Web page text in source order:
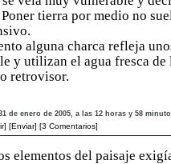
tierra por medio no
alguna charca refleja
y utilizan el agua fresca de
retrovisor.
de enero de 2005, a las 12 horas y 58
[Enviar] [3 Comentarios]
elementos del paisaje